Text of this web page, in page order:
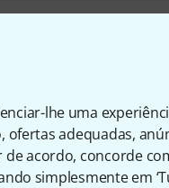
lhe uma
adequadas,
acordo, concorde
simplesmente em
e feedback